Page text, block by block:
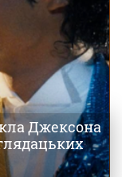
Джексона